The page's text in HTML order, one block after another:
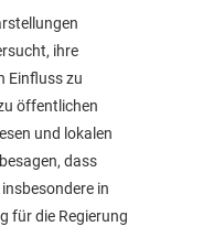
ihre
Einfluss zu
öffentlichen
und lokalen
dass
in
für die Regierung